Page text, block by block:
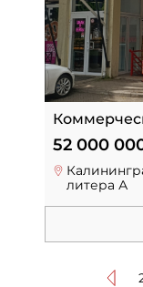
52 000
литера А